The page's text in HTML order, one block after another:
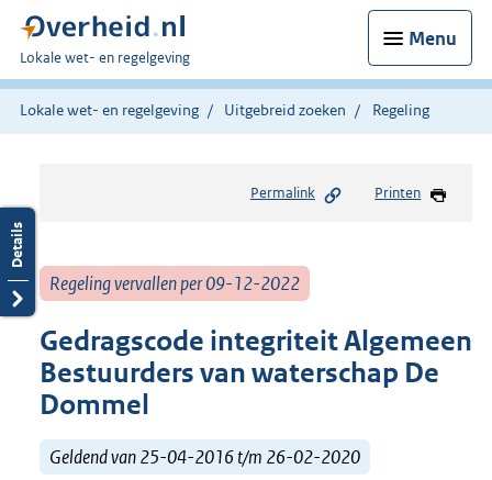
Menu
U
bent
hier:
Lokale wet- en regelgeving
Lokale wet- en regelgeving Uitgebreid zoeken Regeling
Permalink Printen
Regeling vervallen per 09-12-2022
Gedragscode integriteit Algemeen
Bestuurders van waterschap De
Dommel
Geldend van 25-04-2016 t/m 26-02-2020